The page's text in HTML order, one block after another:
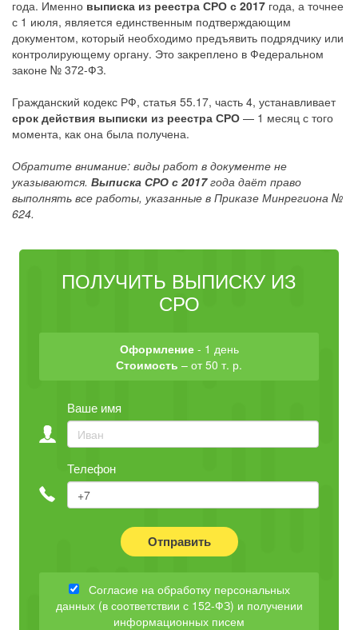
года. Именно выписка из реестра СРО с 2017 года, а точнее
с 1 июля, является единственным подтверждающим
документом, который необходимо предъявить подрядчику или
контролирующему органу. Это закреплено в Федеральном
законе № 372-ФЗ.
Гражданский кодекс РФ, статья 55.17, часть 4, устанавливает
срок действия выписки из реестра СРО — 1 месяц с того
момента, как она была получена.
Обратите внимание: виды работ в документе не
указываются. Выписка СРО с 2017года даёт право
выполнять все работы, указанные в Приказе Минрегиона №
624.
ПОЛУЧИТЬ ВЫПИСКУ ИЗ
СРО
Оформление- 1 день
Стоимость – от 50 т. р.
Ваше имя
Телефон
Отправить
Согласие на обработку персональных
данных (в соответствии с 152-ФЗ) и получении
информационных писем